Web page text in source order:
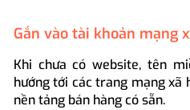
Gắn vào tài khoản mạng
Khi chưa có website, tên
hướng tới các trang mạng
nền tảng bán hàng có sẵn.